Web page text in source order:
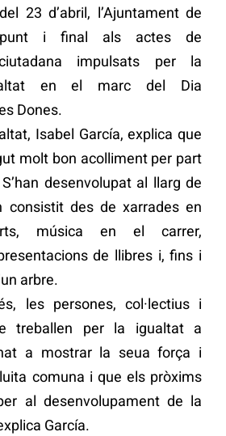
23 d’abril, l’Ajuntament de
punt i final als actes de
impulsats per la
en el marc del Dia
Dones.
Isabel García, explica que
molt bon acolliment per part
desenvolupat al llarg de
consistit des de xarrades en
música en el carrer,
de llibres i, fins i
arbre.
les persones, col·lectius i
treballen per la igualtat a
a mostrar la seua força i
comuna i que els pròxims
al desenvolupament de la
García.